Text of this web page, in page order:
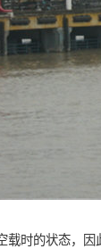
载时的状态，因